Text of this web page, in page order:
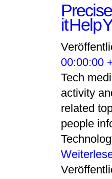
it Help
00:00:00
Tech
activity
related
people